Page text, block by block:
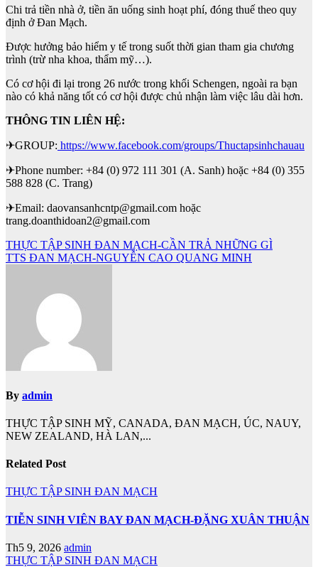
Chi trả tiền nhà ở, tiền ăn uống sinh hoạt phí, đóng thuế theo quy
định ở Đan Mạch.
Được hưởng bảo hiểm y tế trong suốt thời gian tham gia chương
trình (trừ nha khoa, thẩm mỹ…).
Có cơ hội đi lại trong 26 nước trong khối Schengen, ngoài ra bạn
nào có khả năng tốt có cơ hội được chủ nhận làm việc lâu dài hơn.
THÔNG TIN LIÊN HỆ:
✈GROUP: https://www.facebook.com/groups/Thuctapsinhchauau
✈Phone number: +84 (0) 972 111 301 (A. Sanh) hoặc +84 (0) 355
588 828 (C. Trang)
✈Email: daovansanhcntp@gmail.com hoặc
trang.doanthidoan2@gmail.com
Điều
hướng
THỰC TẬP SINH ĐAN MẠCH-CẦN TRẢ NHỮNG GÌ
TTS ĐAN MẠCH-NGUYỄN CAO QUANG MINH
By admin
THỰC TẬP SINH MỸ, CANADA, ĐAN MẠCH, ÚC, NAUY,
NEW ZEALAND, HÀ LAN,...
Related Post
THỰC TẬP SINH ĐAN MẠCH
TIỄN SINH VIÊN BAY ĐAN MẠCH-ĐẶNG XUÂN THUẬN
Th5 9, 2026 admin
THỰC TẬP SINH ĐAN MẠCH